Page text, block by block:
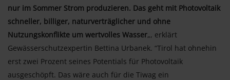
nur im Sommer Strom produzieren. Das geht mit Photovoltaik
schneller, billiger, naturverträglicher und ohne
Nutzungskonflikte um wertvolles Wasser„, erklärt
Gewässerschutzexpertin Bettina Urbanek. “Tirol hat ohnehin
erst zwei Prozent seines Potentials für Photovoltaik
ausgeschöpft. Das wäre auch für die Tiwag ein